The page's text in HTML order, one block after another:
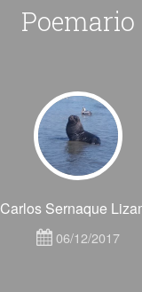
Poemario
Carlos Sernaque
06/12/2017